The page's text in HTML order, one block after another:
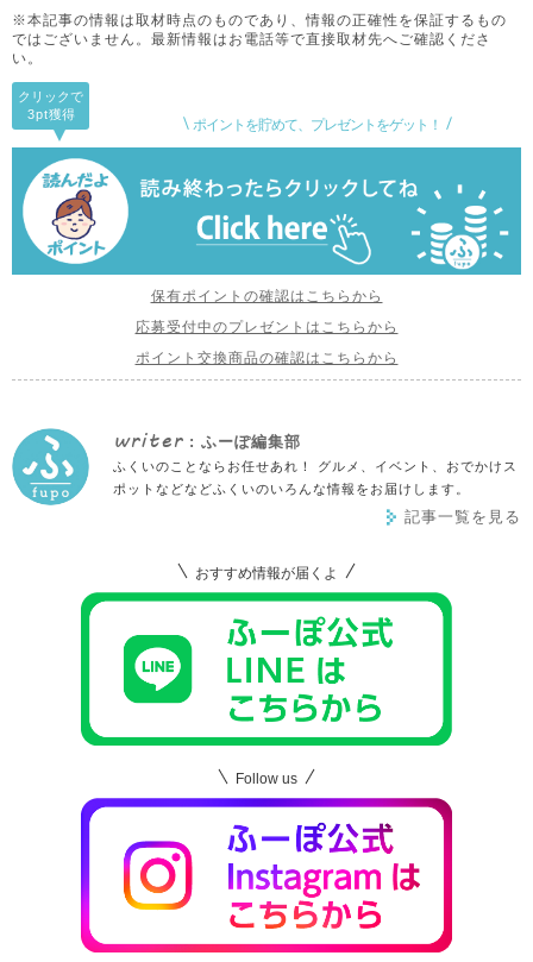
※本記事の情報は取材時点のものであり、情報の正確性を保証するもの
ではございません。 最新情報はお電話等で直接取材先へご確認くださ
い。
ポイントを貯めて、プレゼントをゲット！
クリックで
3pt獲得
保有ポイントの確認はこちらから
応募受付中のプレゼントはこちらから
ポイント交換商品の確認はこちらから
writer : ふーぽ編集部
ふくいのことならお任せあれ！ グルメ、イベント、おでかけス
ポットなどなどふくいのいろんな情報をお届けします。
記事一覧を見る
おすすめ情報が届くよ
Follow us